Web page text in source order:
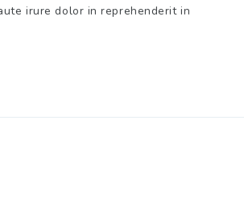
irure dolor in reprehenderit in